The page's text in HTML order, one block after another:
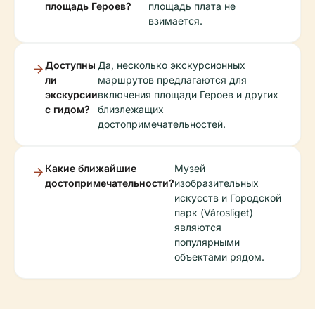
площадь Героев?
площадь плата не
взимается.
Доступны
ли
экскурсии
с гидом?
Да, несколько экскурсионных
маршрутов предлагаются для
включения площади Героев и других
близлежащих
достопримечательностей.
Какие ближайшие
достопримечательности?
Музей
изобразительных
искусств и Городской
парк (Városliget)
являются
популярными
объектами рядом.